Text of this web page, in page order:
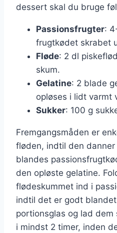
dessert skal du bruge
Passionsfrugter:
frugtkødet skrabet
Fløde: 2 dl
skum.
Gelatine: 2 blade
opløses i lidt varmt
Sukker: 100 g
Fremgangsmåden er
fløden, indtil den
blandes
den opløste gelatine.
flødeskummet ind i
indtil det er godt
portionsglas og lad
i mindst 2 timer, inden